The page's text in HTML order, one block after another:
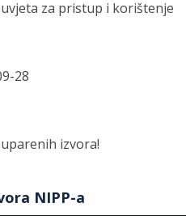
za pristup i korištenje
28
izvora!
NIPP-a